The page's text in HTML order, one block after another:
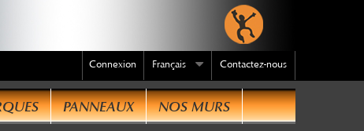
Contactez-nous
Français
Connexion
PANNEAUX NOS MURS